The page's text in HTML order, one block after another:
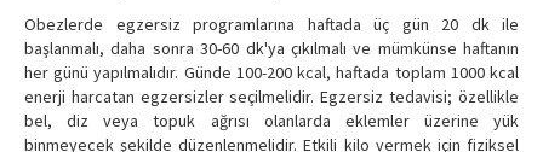
Obezlerde egzersiz programlarına haftada üç gün 20 dk ile
başlanmalı, daha sonra 30-60 dk'ya çıkılmalı ve mümkünse haftanın
her günü yapılmalıdır. Günde 100-200 kcal, haftada toplam 1000 kcal
enerji harcatan egzersizler seçilmelidir. Egzersiz tedavisi; özellikle
bel, diz veya topuk ağrısı olanlarda eklemler üzerine yük
binmeyecek şekilde düzenlenmelidir. Etkili kilo vermek için fiziksel